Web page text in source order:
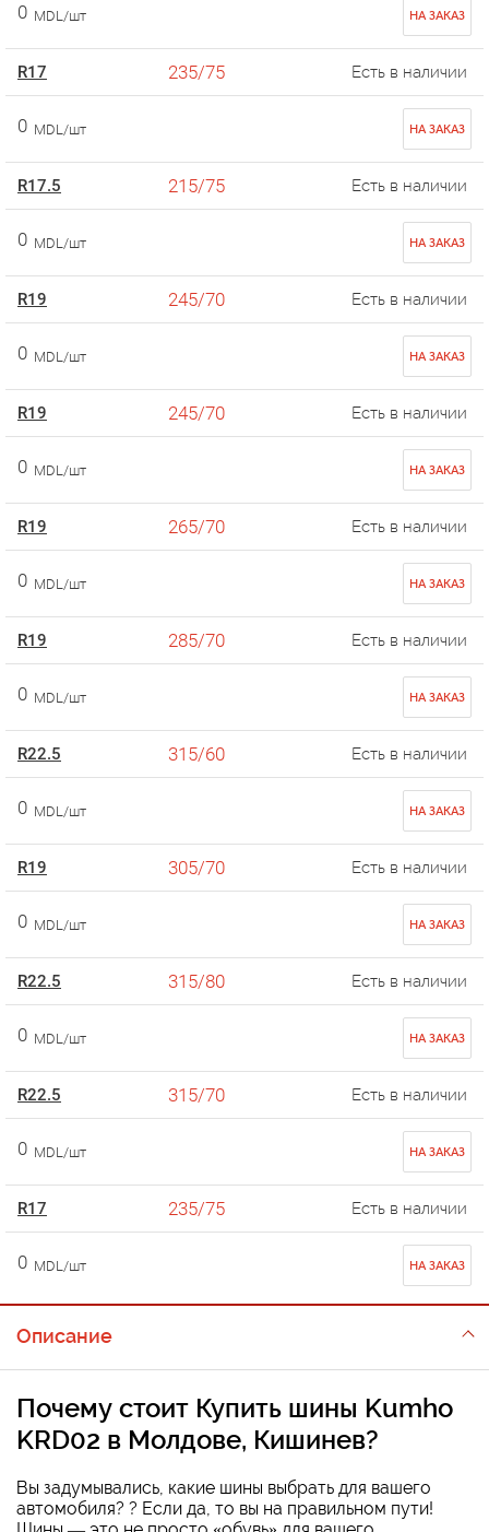
0 MDL/шт НА ЗАКАЗ
R17 235/75 Есть в наличии
0 MDL/шт НА ЗАКАЗ
R17.5 215/75 Есть в наличии
0 MDL/шт НА ЗАКАЗ
R19 245/70 Есть в наличии
0 MDL/шт НА ЗАКАЗ
R19 245/70 Есть в наличии
0 MDL/шт НА ЗАКАЗ
R19 265/70 Есть в наличии
0 MDL/шт НА ЗАКАЗ
R19 285/70 Есть в наличии
0 MDL/шт НА ЗАКАЗ
R22.5 315/60 Есть в наличии
0 MDL/шт НА ЗАКАЗ
R19 305/70 Есть в наличии
0 MDL/шт НА ЗАКАЗ
R22.5 315/80 Есть в наличии
0 MDL/шт НА ЗАКАЗ
R22.5 315/70 Есть в наличии
0 MDL/шт НА ЗАКАЗ
R17 235/75 Есть в наличии
0 MDL/шт НА ЗАКАЗ
Описание
Почему стоит Купить шины Kumho
KRD02 в Молдове, Кишинев?
Вы задумывались, какие шины выбрать для вашего
автомобиля? ? Если да, то вы на правильном пути!